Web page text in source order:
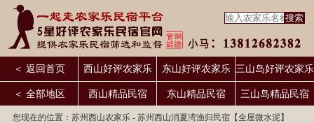
＜ 返回首页 西山好评农家乐 东山好评农家乐 三山岛好评农家乐
＜ 全部地区 西山精品民宿 东山精品民宿 三山岛精品民宿
您现在的位置： 苏州西山农家乐- 苏州西山消夏湾渔归民宿【全屋微水泥】